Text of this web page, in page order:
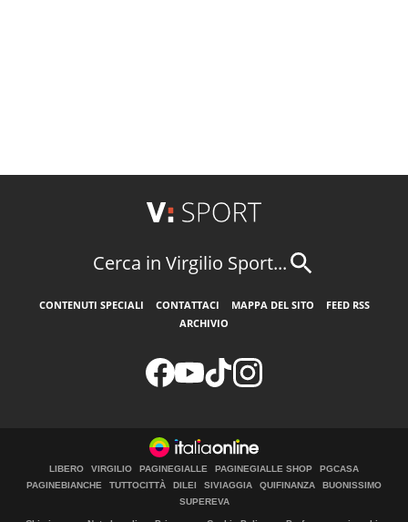
Cerca in Virgilio Sport...
CONTENUTI SPECIALI CONTATTACI MAPPA DEL SITO
FEED RSS
ARCHIVIO
LIBERO VIRGILIO PAGINEGIALLE PAGINEGIALLE SHOP
PGCASA
PAGINEBIANCHE
TUTTOCITTÀ DILEI SIVIAGGIA QUIFINANZA
BUONISSIMO
SUPEREVA